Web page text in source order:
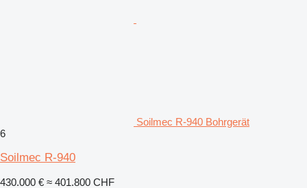
Soilmec R-940 Bohrgerät
6
Soilmec R-940
430.000 € ≈ 401.800 CHF